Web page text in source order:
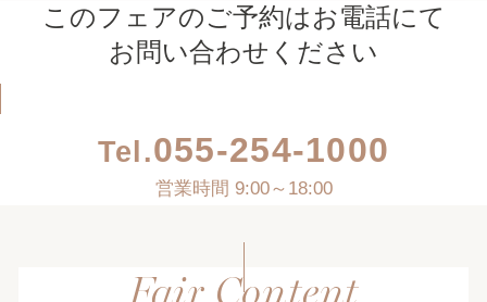
このフェアのご予約はお電話にて
お問い合わせください
Tel.055-254-1000
営業時間 9:00～18:00